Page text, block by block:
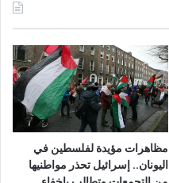
مظاهرات مؤيدة لفلسطين في
اليونان.. إسرائيل تحذر مواطنيها